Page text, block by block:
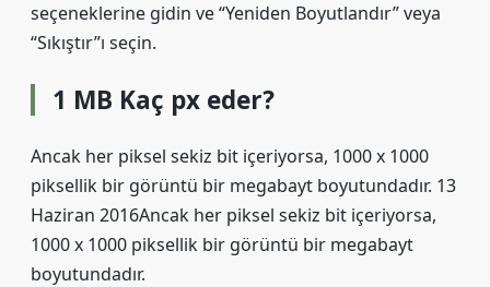
seçeneklerine gidin ve “Yeniden Boyutlandır” veya
“Sıkıştır”ı seçin.
1 MB Kaç px eder?
Ancak her piksel sekiz bit içeriyorsa, 1000 x 1000
piksellik bir görüntü bir megabayt boyutundadır. 13
Haziran 2016Ancak her piksel sekiz bit içeriyorsa,
1000 x 1000 piksellik bir görüntü bir megabayt
boyutundadır.